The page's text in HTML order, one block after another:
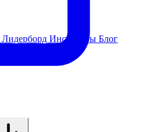
Лидерборд Инсайдеры Блог